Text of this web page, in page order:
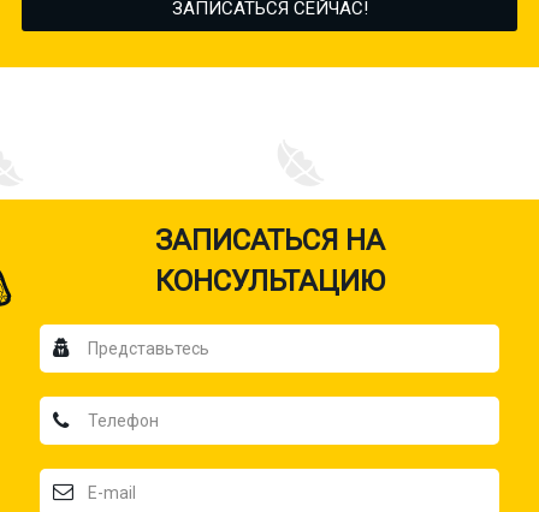
ЗАПИСАТЬСЯ НА
КОНСУЛЬТАЦИЮ